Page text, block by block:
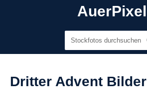
AuerPixel
Dritter Advent Bilder